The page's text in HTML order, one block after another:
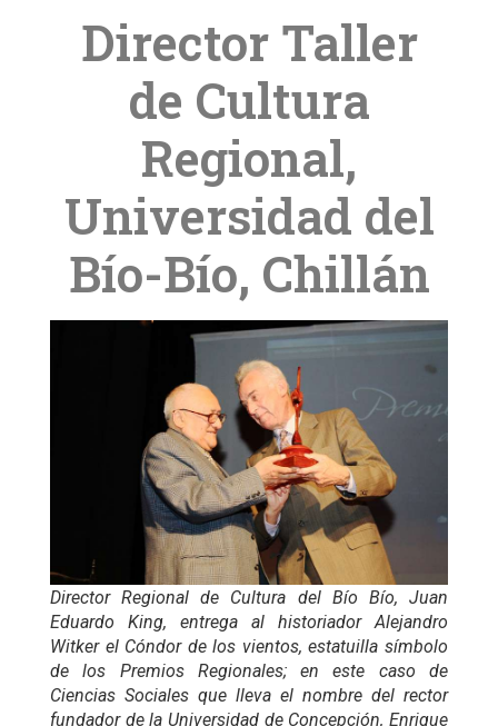
Director Taller
de Cultura
Regional,
Universidad del
Bío-Bío, Chillán
Director Regional de Cultura del Bío Bío, Juan
Eduardo King, entrega al historiador Alejandro
Witker el Cóndor de los vientos, estatuilla símbolo
de los Premios Regionales; en este caso de
Ciencias Sociales que lleva el nombre del rector
fundador de la Universidad de Concepción, Enrique